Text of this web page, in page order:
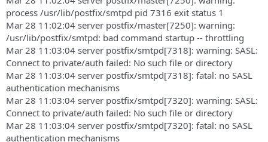
process /usr/lib/postfix/smtpd pid 7316 exit status 1
Mar 28 11:02:04 server postfix/master[7250]: warning:
/usr/lib/postfix/smtpd: bad command startup -- throttling
Mar 28 11:03:04 server postfix/smtpd[7318]: warning: SASL:
Connect to private/auth failed: No such file or directory
Mar 28 11:03:04 server postfix/smtpd[7318]: fatal: no SASL
authentication mechanisms
Mar 28 11:03:04 server postfix/smtpd[7320]: warning: SASL:
Connect to private/auth failed: No such file or directory
Mar 28 11:03:04 server postfix/smtpd[7320]: fatal: no SASL
authentication mechanisms